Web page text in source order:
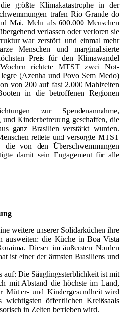
größte Klimakatastrophe in der
trafen Rio Grande do
Mai. Mehr als 600.000 Menschen
verlassen oder verloren sie
war zerstört, und einmal mehr
Menschen und marginalisierte
Preis für den Klimawandel
richtete MTST zwei Not-
(Azenha und Povo Sem Medo)
von 200 auf fast 2.000 Mahlzeiten
in die betroffenen Regionen
zur Spendenannahme,
und Kinderbetreuung geschaffen, die
ganz Brasilien verstärkt wurden.
rettete und versorgte MTST
von den Überschwemmungen
damit sein Engagement für alle
weitere unserer Solidarküchen ihre
ausweiten: die Küche in Boa Vista
Dieser im äußersten Norden
ist einer der ärmsten Brasiliens und
auf: Die Säuglingssterblichkeit ist mit
mit Abstand die höchste im Land,
Mütter- und Kindergesundheit wird
öffentlichen Kreißsaals
in Zelten betrieben wird.